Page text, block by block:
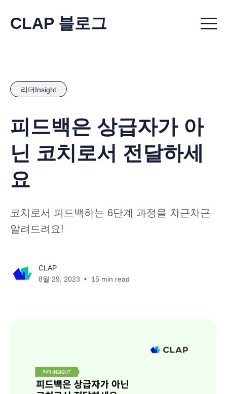
CLAP 블로그 Menu
리더Insight
피드백은 상급자가 아
닌 코치로서 전달하세
요
코치로서 피드백하는 6단계 과정을 차근차근
알려드려요!
CLAP
8월 29, 2023
15 min read